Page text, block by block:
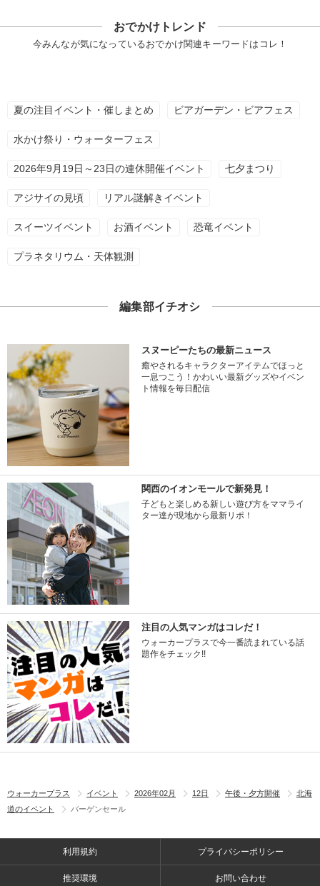
おでかけトレンド
今みんなが気になっているおでかけ関連キーワードはコレ！
夏の注目イベント・催しまとめ ビアガーデン・ビアフェス
水かけ祭り・ウォーターフェス
2026年9月19日～23日の連休開催イベント 七夕まつり
アジサイの見頃 リアル謎解きイベント
スイーツイベント お酒イベント 恐竜イベント
プラネタリウム・天体観測
編集部イチオシ
スヌーピーたちの最新ニュース
癒やされるキャラクターアイテムでほっと
一息つこう！かわいい最新グッズやイベン
ト情報を毎日配信
関西のイオンモールで新発見！
子どもと楽しめる新しい遊び方をママライ
ター達が現地から最新リポ！
注目の人気マンガはコレだ！
ウォーカープラスで今一番読まれている話
題作をチェック!!
ウォーカープラス イベント 2026年02月 12日 午後・夕方開催
北海
道のイベント
バーゲンセール
利用規約 プライバシーポリシー
推奨環境 お問い合わせ